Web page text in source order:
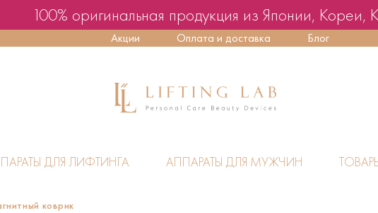
100% оригинальная продукция из Японии, Кореи,
Акции Оплата и доставка Блог
ДЛЯ ЛИФТИНГА АППАРАТЫ ДЛЯ МУЖЧИН
коврик